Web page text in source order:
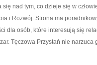
się nad tym, co dzieje się w
i Rozwój. Strona ma
dla osób, które interesują się
Tęczowa Przystań nie narzuca